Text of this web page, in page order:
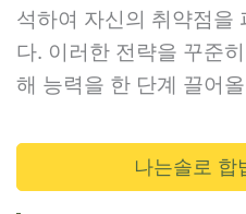
석하여 자신의 취약점을
다. 이러한 전략을 꾸준
해 능력을 한 단계 끌어
나는솔로 합